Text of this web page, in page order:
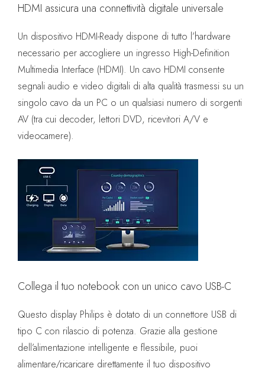
HDMI assicura una connettività digitale universale
Un dispositivo HDMI-Ready dispone di tutto l’hardware
necessario per accogliere un ingresso High-Definition
Multimedia Interface (HDMI). Un cavo HDMI consente
segnali audio e video digitali di alta qualità trasmessi su un
singolo cavo da un PC o un qualsiasi numero di sorgenti
AV (tra cui decoder, lettori DVD, ricevitori A/V e
videocamere).
Collega il tuo notebook con un unico cavo USB-C
Questo display Philips è dotato di un connettore USB di
tipo C con rilascio di potenza. Grazie alla gestione
dell’alimentazione intelligente e flessibile, puoi
alimentare/ricaricare direttamente il tuo dispositivo